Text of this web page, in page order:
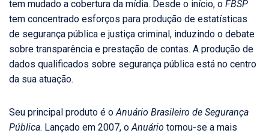
tem mudado a cobertura da mídia. Desde o início, o FBSP
tem concentrado esforços para produção de estatísticas
de segurança pública e justiça criminal, induzindo o debate
sobre transparência e prestação de contas. A produção de
dados qualificados sobre segurança pública está no centro
da sua atuação.
Seu principal produto é oAnuário Brasileiro de Segurança
Pública. Lançado em 2007, oAnuário tornou-se a mais